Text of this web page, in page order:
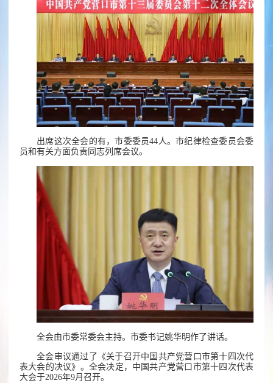
出席这次全会的有，市委委员44人。市纪律检查委员会委
员和有关方面负责同志列席会议。
全会由市委常委会主持。市委书记姚华明作了讲话。
全会审议通过了《关于召开中国共产党营口市第十四次代
表大会的决议》。全会决定，中国共产党营口市第十四次代表
大会于2026年9月召开。